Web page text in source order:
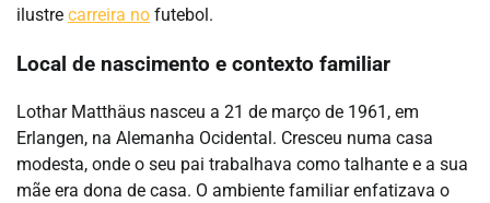
ilustre carreira no futebol.
Local de nascimento e contexto familiar
Lothar Matthäus nasceu a 21 de março de 1961, em
Erlangen, na Alemanha Ocidental. Cresceu numa casa
modesta, onde o seu pai trabalhava como talhante e a sua
mãe era dona de casa. O ambiente familiar enfatizava o